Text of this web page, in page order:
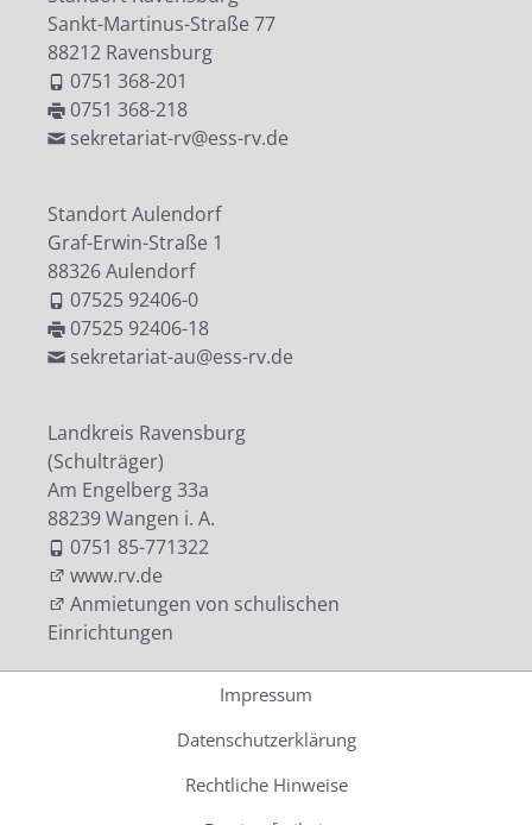
Sankt-Martinus-Straße 77
88212 Ravensburg
0751 368-201
0751 368-218
sekretariat-rv@ess-rv.de
Standort Aulendorf
Graf-Erwin-Straße 1
88326 Aulendorf
07525 92406-0
07525 92406-18
sekretariat-au@ess-rv.de
Landkreis Ravensburg
(Schulträger)
Am Engelberg 33a
88239 Wangen i. A.
0751 85-771322
www.rv.de
Anmietungen von schulischen
Einrichtungen
Impressum
Datenschutzerklärung
Rechtliche Hinweise